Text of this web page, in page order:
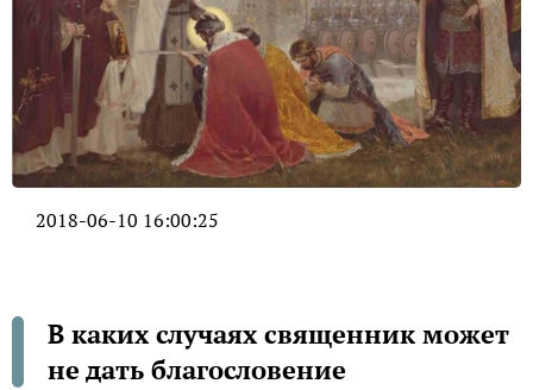
2018-06-10 16:00:25
В каких случаях священник может
не дать благословение